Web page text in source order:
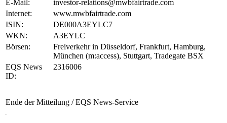
E-Mail:
investor-relations@mwbfairtrade.com
Internet:
www.mwbfairtrade.com
ISIN:
DE000A3EYLC7
WKN:
A3EYLC
Börsen:
Freiverkehr in Düsseldorf, Frankfurt, Hamburg,
München (m:access), Stuttgart, Tradegate BSX
EQS News
ID:
2316006
Ende der Mitteilung / EQS News-Service